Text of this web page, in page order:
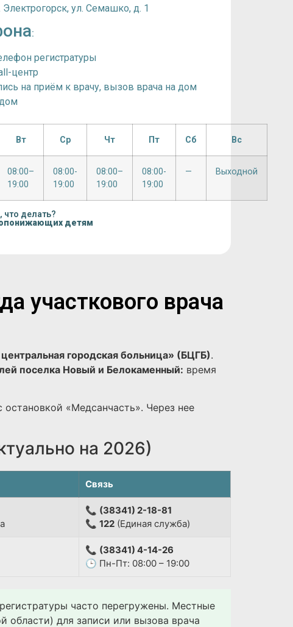
Электрогорск, ул. Семашко, д. 1
:
регистратуры
центр
на приём к врачу, вызов врача на дом
Вт Ср Чт Пт Сб Вс
08:00–
19:00
08:00-
19:00
08:00–
19:00
08:00-
19:00
— Выходной
что делать?
детям
участкового врача
городская больница» (БЦГБ).
поселка Новый и Белокаменный: время
«Медсанчасть». Через нее
на 2026)
Связь
📞 (38341) 2-18-81
📞 122 (Единая служба)
📞 (38341) 4-14-26
🕒 Пн-Пт: 08:00 – 19:00
часто перегружены. Местные
области) для записи или вызова врача